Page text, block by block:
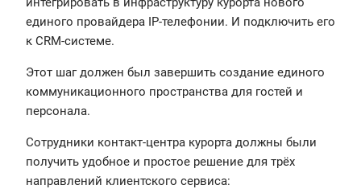
единого провайдера IP-телефонии. И подключить его
к CRM-системе.
Этот шаг должен был завершить создание единого
коммуникационного пространства для гостей и
персонала.
Сотрудники контакт-центра курорта должны были
получить удобное и простое решение для трёх
направлений клиентского сервиса: